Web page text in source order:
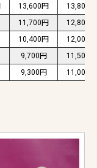
13,600円
13,800円
11,700円
12,800円
10,400円
12,000円
9,700円
11,500円
9,300円 11,000円